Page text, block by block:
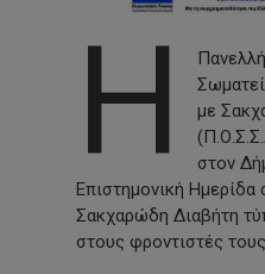
Η
με
στον
Επιστημονική
Σακχαρώδη Διαβήτη
στους φροντιστές